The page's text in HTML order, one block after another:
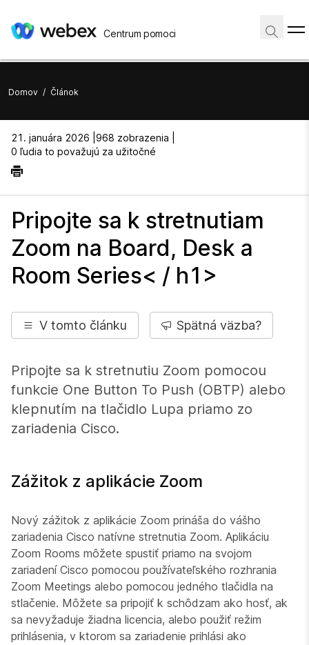
Centrum pomoci
Domov / Článok
21. januára 2026 | 968 zobrazenia |
0 ľudia to považujú za užitočné
Pripojte sa k stretnutiam
Zoom na Board, Desk a
Room Series< / h1>
V tomto článku Spätná väzba?
Pripojte sa k stretnutiu Zoom pomocou
funkcie One Button To Push (OBTP) alebo
klepnutím na tlačidlo Lupa priamo zo
zariadenia Cisco.
Zážitok z aplikácie Zoom
Nový zážitok z aplikácie Zoom prináša do vášho
zariadenia Cisco natívne stretnutia Zoom. Aplikáciu
Zoom Rooms môžete spustiť priamo na svojom
zariadení Cisco pomocou používateľského rozhrania
Zoom Meetings alebo pomocou jedného tlačidla na
stlačenie. Môžete sa pripojiť k schôdzam ako hosť, ak
sa nevyžaduje žiadna licencia, alebo použiť režim
prihlásenia, v ktorom sa zariadenie prihlási ako